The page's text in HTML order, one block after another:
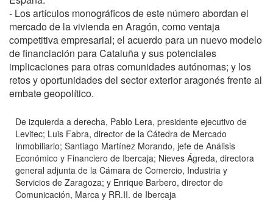
- Los artículos monográficos de este número abordan el
mercado de la vivienda en Aragón, como ventaja
competitiva empresarial; el acuerdo para un nuevo modelo
de financiación para Cataluña y sus potenciales
implicaciones para otras comunidades autónomas; y los
retos y oportunidades del sector exterior aragonés frente al
embate geopolítico.
De izquierda a derecha, Pablo Lera, presidente ejecutivo de
Levitec; Luis Fabra, director de la Cátedra de Mercado
Inmobiliario; Santiago Martínez Morando, jefe de Análisis
Económico y Financiero de Ibercaja; Nieves Ágreda, directora
general adjunta de la Cámara de Comercio, Industria y
Servicios de Zaragoza; y Enrique Barbero, director de
Comunicación, Marca y RR.II. de Ibercaja